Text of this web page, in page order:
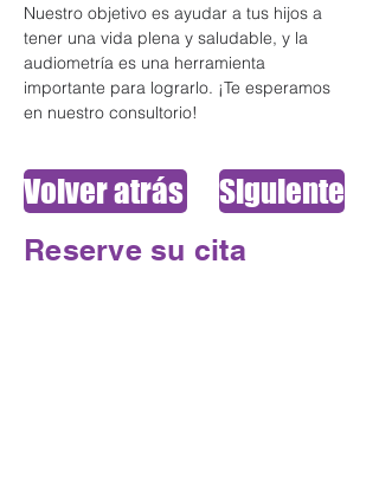
Nuestro objetivo es ayudar a tus hijos a
tener una vida plena y saludable, y la
audiometría es una herramienta
importante para lograrlo. ¡Te esperamos
en nuestro consultorio!
Volver atrás Siguiente
Reserve su cita